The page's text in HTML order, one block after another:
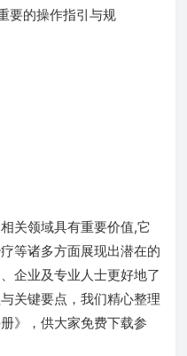
要的操作指引与规
关领域具有重要价值,它
等诸多方面展现出潜在的
企业及专业人士更好地了
关键要点，我们精心整理
》，供大家免费下载参